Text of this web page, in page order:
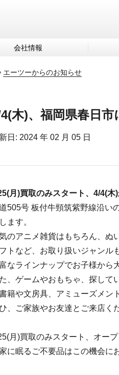
会社情報
エーツーからのお知らせ
木)、福岡県春日
日: 2024 年 02 月 05 日
月)買取のみスタート、4/4(木)
505号 板付牛頸筑紫野線沿い
ます。
のアニメ雑貨はもちろん、ぬ
トなど、お取り扱いジャンル
なラインナップでお子様から
、ゲームやおもちゃ、探して
籍や文房具、アミューズメン
、ご家族やお友達とご来店く
月)買取のみスタート、オー
に眠るご不要品はこの機会に